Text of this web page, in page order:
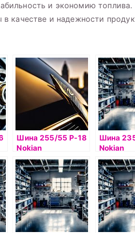
и экономию
качестве и надежности
Шина 255/55 Р-18
Nokian
Hakkapelitta 8 SUV
109T б/к шип
Шина
Nokian
105T б/к